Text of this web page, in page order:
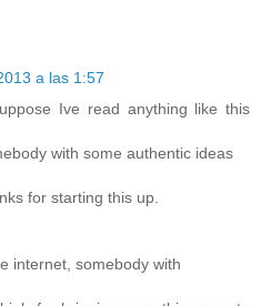
a las 1:57
Ive read anything like this
with some authentic ideas
for starting this up.
internet, somebody with